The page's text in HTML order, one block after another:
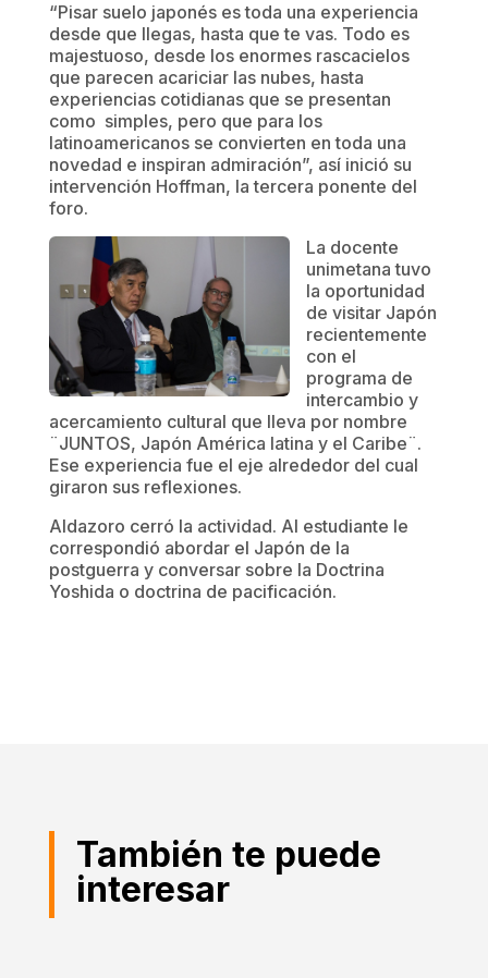
“Pisar suelo japonés es toda una experiencia
desde que llegas, hasta que te vas. Todo es
majestuoso, desde los enormes rascacielos
que parecen acariciar las nubes, hasta
experiencias cotidianas que se presentan
como simples, pero que para los
latinoamericanos se convierten en toda una
novedad e inspiran admiración”, así inició su
intervención Hoffman, la tercera ponente del
foro.
La docente
unimetana tuvo
la oportunidad
de visitar Japón
recientemente
con el
programa de
intercambio y
acercamiento cultural que lleva por nombre
¨JUNTOS, Japón América latina y el Caribe¨.
Ese experiencia fue el eje alrededor del cual
giraron sus reflexiones.
Aldazoro cerró la actividad. Al estudiante le
correspondió abordar el Japón de la
postguerra y conversar sobre la Doctrina
Yoshida o doctrina de pacificación.
También te puede
interesar